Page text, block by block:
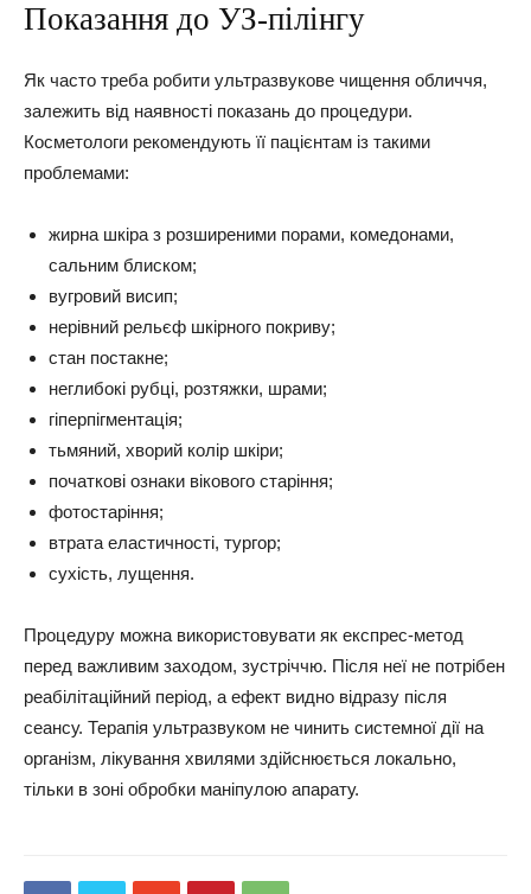
Показання до УЗ-пілінгу
Як часто треба робити ультразвукове чищення обличчя,
залежить від наявності показань до процедури.
Косметологи рекомендують її пацієнтам із такими
проблемами:
жирна шкіра з розширеними порами, комедонами,
сальним блиском;
вугровий висип;
нерівний рельєф шкірного покриву;
стан постакне;
неглибокі рубці, розтяжки, шрами;
гіперпігментація;
тьмяний, хворий колір шкіри;
початкові ознаки вікового старіння;
фотостаріння;
втрата еластичності, тургор;
сухість, лущення.
Процедуру можна використовувати як експрес-метод
перед важливим заходом, зустріччю. Після неї не потрібен
реабілітаційний період, а ефект видно відразу після
сеансу. Терапія ультразвуком не чинить системної дії на
організм, лікування хвилями здійснюється локально,
тільки в зоні обробки маніпулою апарату.